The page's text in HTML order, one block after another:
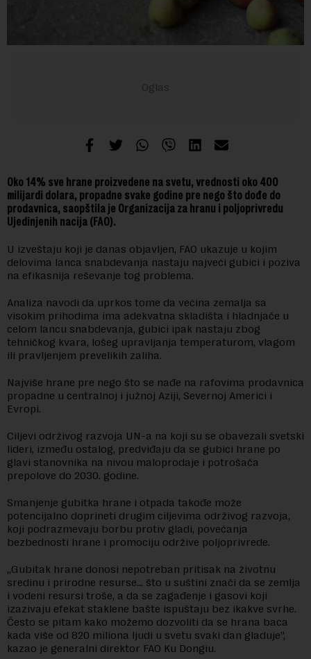
Oko 14% sve hrane proizvedene na svetu, vrednosti oko 400
milijardi dolara, propadne svake godine pre nego što dođe do
prodavnica, saopštila je Organizacija za hranu i poljoprivredu
Ujedinjenih nacija (FAO).
U izveštaju koji je danas objavljen, FAO ukazuje u kojim
delovima lanca snabdevanja nastaju najveći gubici i poziva
na efikasnija reševanje tog problema.
Analiza navodi da uprkos tome da većina zemalja sa
visokim prihodima ima adekvatna skladišta i hladnjače u
celom lancu snabdevanja, gubici ipak nastaju zbog
tehničkog kvara, lošeg upravljanja temperaturom, vlagom
ili pravljenjem prevelikih zaliha.
Najviše hrane pre nego što se nađe na rafovima prodavnica
propadne u centralnoj i južnoj Aziji, Severnoj Americi i
Evropi.
Ciljevi održivog razvoja UN-a na koji su se obavezali svetski
lideri, između ostalog, predviđaju da se gubici hrane po
glavi stanovnika na nivou maloprodaje i potrošača
prepolove do 2030. godine.
Smanjenje gubitka hrane i otpada takođe može
potencijalno doprineti drugim ciljevima održivog razvoja,
koji podrazmevaju borbu protiv gladi, povećanja
bezbednosti hrane i promociju održive poljoprivrede.
„Gubitak hrane donosi nepotreban pritisak na životnu
sredinu i prirodne resurse… što u suštini znači da se zemlja
i vodeni resursi troše, a da se zagađenje i gasovi koji
izazivaju efekat staklene bašte ispuštaju bez ikakve svrhe.
Često se pitam kako možemo dozvoliti da se hrana baca
kada više od 820 miliona ljudi u svetu svaki dan gladuje”,
kazao je generalni direktor FAO Ku Dongiu.